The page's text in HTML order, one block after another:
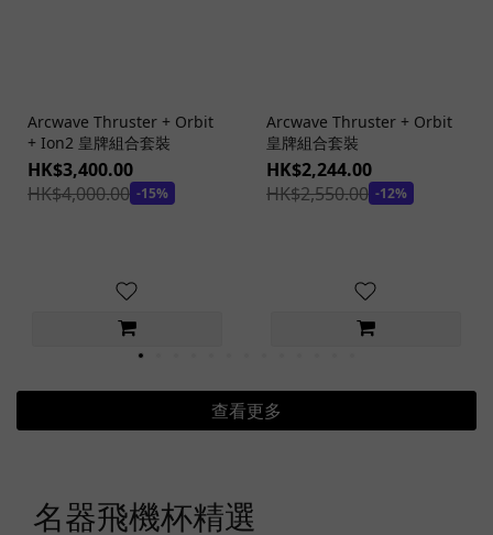
Arcwave Thruster + Orbit
+ Ion2 皇牌組合套裝
HK$3,400.00
HK$4,000.00 -15%
Arcwave Thruster + Orbit
皇牌組合套裝
HK$2,244.00
HK$2,550.00 -12%
查看更多
名器飛機杯精選